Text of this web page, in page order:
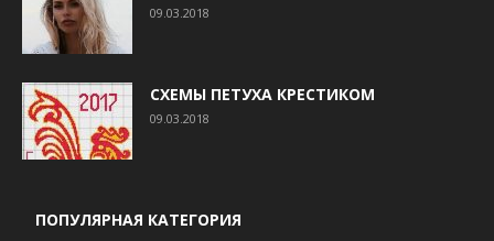
09.03.2018
СХЕМЫ ПЕТУХА КРЕСТИКОМ
09.03.2018
ПОПУЛЯРНАЯ КАТЕГОРИЯ